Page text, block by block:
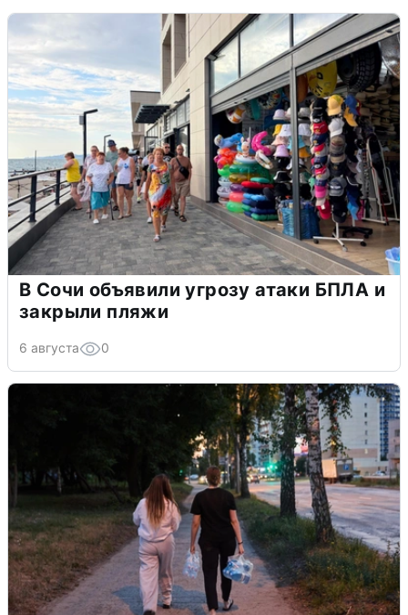
В Сочи объявили угрозу атаки БПЛА и
закрыли пляжи
6 августа 0